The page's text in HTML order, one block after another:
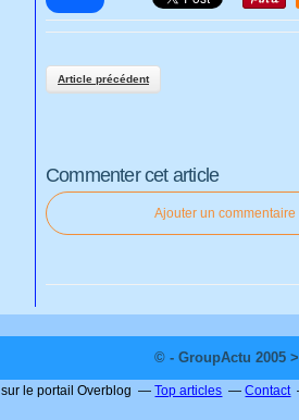
Article précédent
Commenter cet article
Ajouter un commentaire
© - GroupActu 2005
sur le portail Overblog Top articles Contact